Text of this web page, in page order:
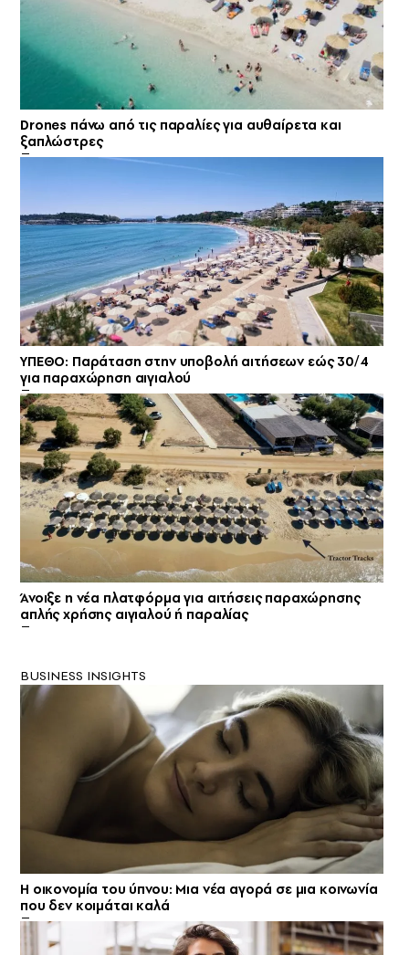
Drones πάνω από τις παραλίες για αυθαίρετα και
ξαπλώστρες
ΥΠΕΘΟ: Παράταση στην υποβολή αιτήσεων εώς 30/4
για παραχώρηση αιγιαλού
Άνοιξε η νέα πλατφόρμα για αιτήσεις παραχώρησης
απλής χρήσης αιγιαλού ή παραλίας
BUSINESS INSIGHTS
Η οικονομία του ύπνου: Μια νέα αγορά σε μια κοινωνία
που δεν κοιμάται καλά